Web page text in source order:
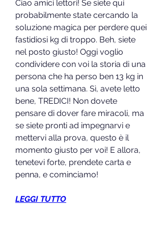
Ciao amici lettori! Se siete qui
probabilmente state cercando la
soluzione magica per perdere quei
fastidiosi kg di troppo. Beh, siete
nel posto giusto! Oggi voglio
condividere con voi la storia di una
persona che ha perso ben 13 kg in
una sola settimana. Sì, avete letto
bene, TREDICI! Non dovete
pensare di dover fare miracoli, ma
se siete pronti ad impegnarvi e
mettervi alla prova, questo è il
momento giusto per voi! E allora,
tenetevi forte, prendete carta e
penna, e cominciamo!
LEGGI TUTTO